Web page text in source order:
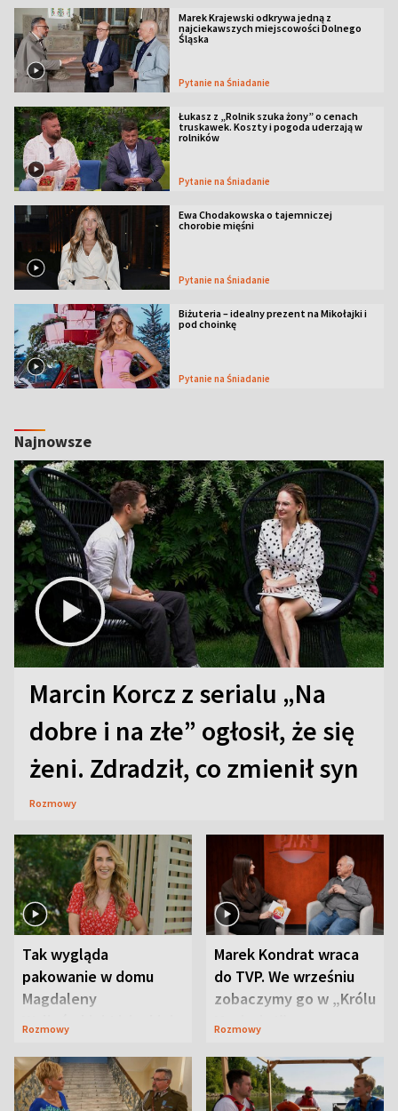
Marek Krajewski odkrywa jedną z
najciekawszych miejscowości Dolnego
Śląska
Pytanie na Śniadanie
Łukasz z „Rolnik szuka żony” o cenach
truskawek. Koszty i pogoda uderzają w
rolników
Pytanie na Śniadanie
Ewa Chodakowska o tajemniczej
chorobie mięśni
Pytanie na Śniadanie
Biżuteria – idealny prezent na Mikołajki i
pod choinkę
Pytanie na Śniadanie
Najnowsze
Marcin Korcz z serialu „Na
dobre i na złe” ogłosił, że się
żeni. Zdradził, co zmienił syn
Rozmowy
Tak wygląda
pakowanie w domu
Magdaleny
Waligórskiej-Lisieckiej.
Rozmowy
Marek Kondrat wraca
do TVP. We wrześniu
zobaczymy go w „Królu
Maciusiu I”
Rozmowy